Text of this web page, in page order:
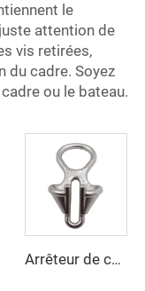
le
attention de
vis retirées,
du cadre. Soyez
ou le bateau.
Arrêteur de chaîne d'ancre de bateau en acier inoxydable 316